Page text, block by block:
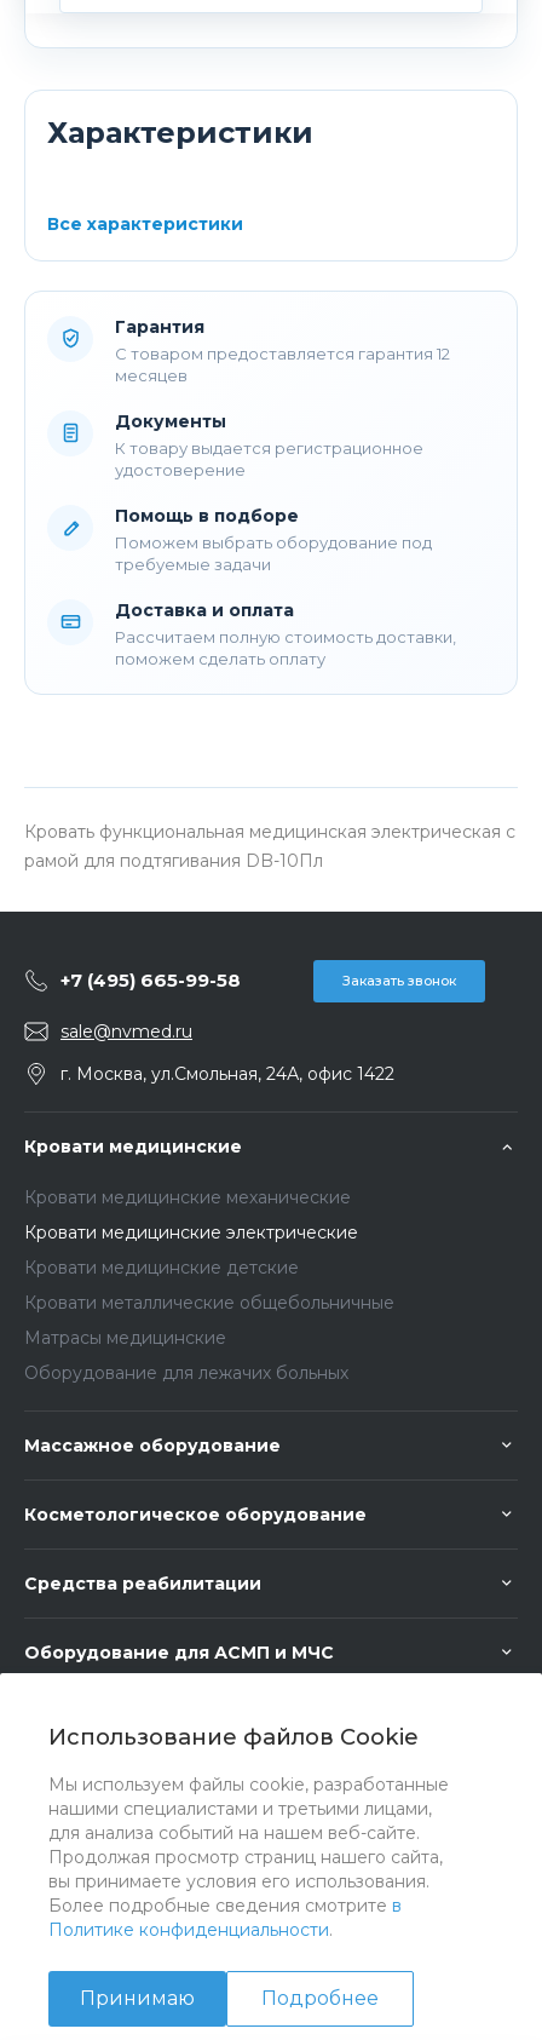
Использование файлов Cookie
Мы используем файлы cookie, разработанные
нашими специалистами и третьими лицами,
для анализа событий на нашем веб-сайте.
Продолжая просмотр страниц нашего сайта,
вы принимаете условия его использования.
Более подробные сведения смотрите в
Политике конфиденциальности.
Принимаю Подробнее
Характеристики
Все характеристики
Гарантия
С товаром предоставляется гарантия 12
месяцев
Документы
К товару выдается регистрационное
удостоверение
Помощь в подборе
Поможем выбрать оборудование под
требуемые задачи
Доставка и оплата
Рассчитаем полную стоимость доставки,
поможем сделать оплату
Кровать функциональная медицинская электрическая с
рамой для подтягивания DB-10Пл
+7 (495) 665-99-58 Заказать звонок
sale@nvmed.ru
г. Москва, ул.Смольная, 24А, офис 1422
Кровати медицинские
Кровати медицинские механические
Кровати медицинские электрические
Кровати медицинские детские
Кровати металлические общебольничные
Матрасы медицинские
Оборудование для лежачих больных
Массажное оборудование
Косметологическое оборудование
Средства реабилитации
Оборудование для АСМП и МЧС
Медицинская мебель